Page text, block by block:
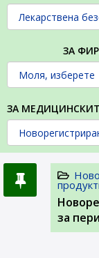
ЗА
ЗА
за